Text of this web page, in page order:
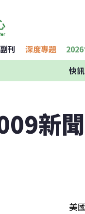
副刊 深度專題
快訊
新
美